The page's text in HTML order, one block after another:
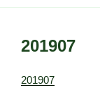
201907
201907